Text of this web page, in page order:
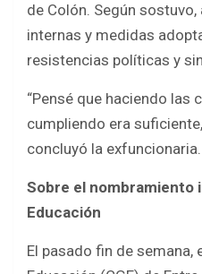
de Colón. Según
internas y medidas
resistencias políticas y
“Pensé que haciendo las
cumpliendo era
concluyó la exfuncionaria.
Sobre el nombramiento
Educación
El pasado fin de semana,